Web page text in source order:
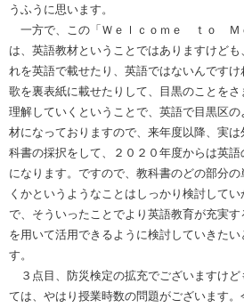
うふうに思います。
一方で、この「Ｗｅｌｃｏｍｅ ｔｏ Ｍ
は、英語教材ということではありますけど
れを英語で載せたり、英語ではないんです
歌を裏表紙に載せたりして、目黒のことを
理解していくということで、英語で目黒区
材になっておりますので、来年度以降、実
科書の採択をして、２０２０年度からは英語
になります。ですので、教科書のどの部分
くかというようなことはしっかり検討して
で、そういったことでより英語教育が充実
を用いて活用できるように検討していきた
す。
３点目、防災検定の拡充でございますけど
ては、やはり授業時数の問題がございます